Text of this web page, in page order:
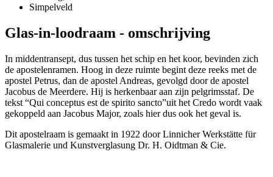
Simpelveld
Glas-in-loodraam - omschrijving
In middentransept, dus tussen het schip en het koor, bevinden zich
de apostelenramen. Hoog in deze ruimte begint deze reeks met de
apostel Petrus, dan de apostel Andreas, gevolgd door de apostel
Jacobus de Meerdere. Hij is herkenbaar aan zijn pelgrimsstaf. De
tekst “Qui conceptus est de spirito sancto”uit het Credo wordt vaak
gekoppeld aan Jacobus Major, zoals hier dus ook het geval is.
Dit apostelraam is gemaakt in 1922 door Linnicher Werkstätte für
Glasmalerie und Kunstverglasung Dr. H. Oidtman & Cie.